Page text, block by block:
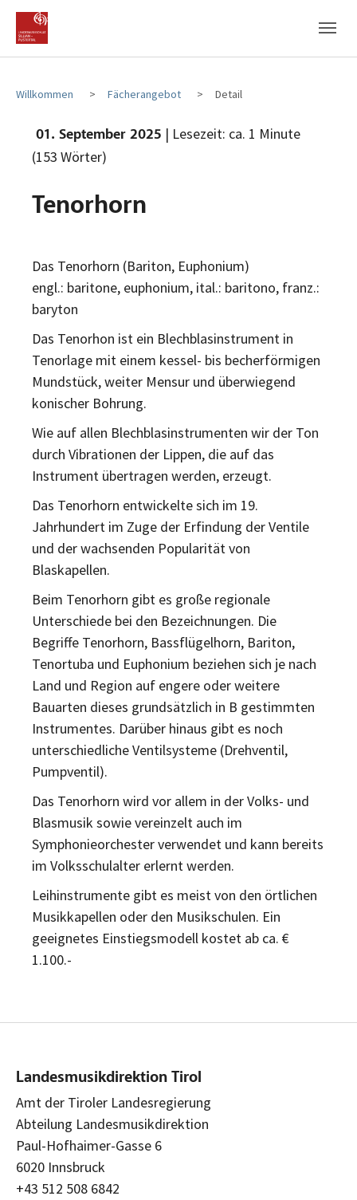
Zum Hauptinhalt
Zum Fußbereich
Willkommen Fächerangebot Detail
01. September 2025 | Lesezeit: ca. 1 Minute
(153 Wörter)
Tenorhorn
Das Tenorhorn (Bariton, Euphonium)
engl.: baritone, euphonium, ital.: baritono, franz.:
baryton
Das Tenorhon ist ein Blechblasinstrument in
Tenorlage mit einem kessel- bis becherförmigen
Mundstück, weiter Mensur und überwiegend
konischer Bohrung.
Wie auf allen Blechblasinstrumenten wir der Ton
durch Vibrationen der Lippen, die auf das
Instrument übertragen werden, erzeugt.
Das Tenorhorn entwickelte sich im 19.
Jahrhundert im Zuge der Erfindung der Ventile
und der wachsenden Popularität von
Blaskapellen.
Beim Tenorhorn gibt es große regionale
Unterschiede bei den Bezeichnungen. Die
Begriffe Tenorhorn, Bassflügelhorn, Bariton,
Tenortuba und Euphonium beziehen sich je nach
Land und Region auf engere oder weitere
Bauarten dieses grundsätzlich in B gestimmten
Instrumentes. Darüber hinaus gibt es noch
unterschiedliche Ventilsysteme (Drehventil,
Pumpventil).
Das Tenorhorn wird vor allem in der Volks- und
Blasmusik sowie vereinzelt auch im
Symphonieorchester verwendet und kann bereits
im Volksschulalter erlernt werden.
Leihinstrumente gibt es meist von den örtlichen
Musikkapellen oder den Musikschulen. Ein
geeignetes Einstiegsmodell kostet ab ca. €
1.100.-
Landesmusikdirektion Tirol
Amt der Tiroler Landesregierung
Abteilung Landesmusikdirektion
Paul-Hofhaimer-Gasse 6
6020 Innsbruck
+43 512 508 6842